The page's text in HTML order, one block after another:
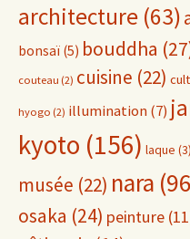
architecture (63)
bonsaï (5) bouddha
couteau (2) cuisine (22)
hyogo (2) illumination(7)
kyoto (156) laque (3)
musée (22) nara
osaka (24) peinture